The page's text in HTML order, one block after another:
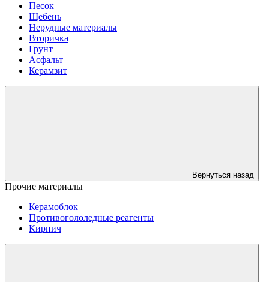
Песок
Щебень
Нерудные материалы
Вторичка
Грунт
Асфальт
Керамзит
Вернуться назад
Прочие материалы
Керамоблок
Противогололедные реагенты
Кирпич